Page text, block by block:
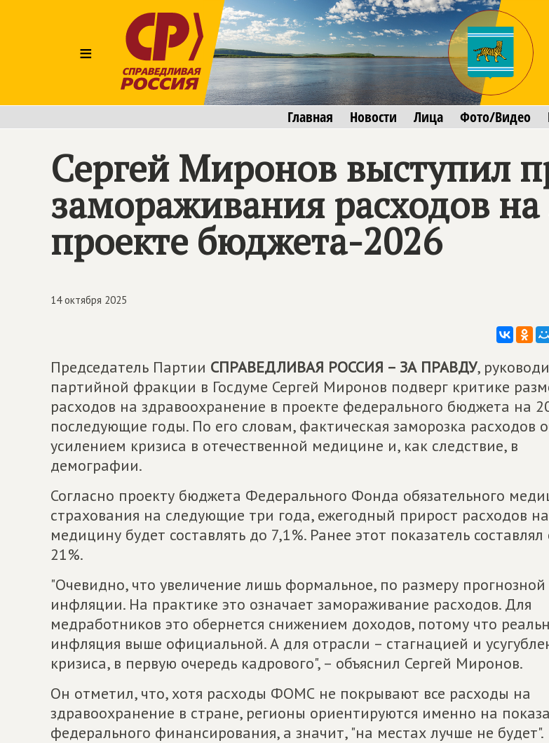
≡
Главная Новости Лица Фото/Видео
Сергей Миронов выступил
замораживания расходов
проекте бюджета-2026
14 октября 2025
Председатель Партии СПРАВЕДЛИВАЯ РОССИЯ – ЗА ПРАВДУ,
партийной фракции в Госдуме Сергей Миронов подверг критике
расходов на здравоохранение в проекте федерального бюджета на
последующие годы. По его словам, фактическая заморозка расходов
усилением кризиса в отечественной медицине и, как следствие, в
демографии.
Согласно проекту бюджета Федерального Фонда обязательного
страхования на следующие три года, ежегодный прирост расходов на
медицину будет составлять до 7,1%. Ранее этот показатель
21%.
"Очевидно, что увеличение лишь формальное, по размеру прогнозной
инфляции. На практике это означает замораживание расходов. Для
медработников это обернется снижением доходов, потому что
инфляция выше официальной. А для отрасли – стагнацией и
кризиса, в первую очередь кадрового", – объяснил Сергей Миронов.
Он отметил, что, хотя расходы ФОМС не покрывают все расходы на
здравоохранение в стране, регионы ориентируются именно на
федерального финансирования, а значит, "на местах лучше не будет".